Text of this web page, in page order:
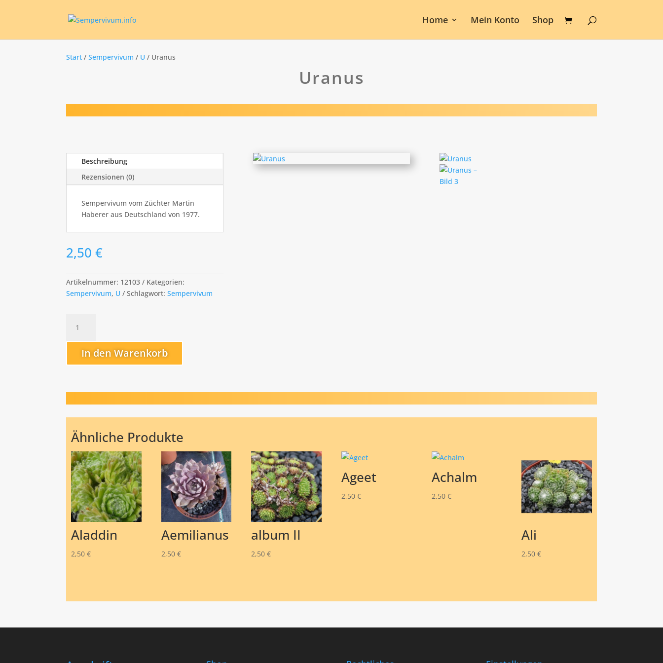
Home Mein Konto Shop
Start /Sempervivum / U / Uranus
Uranus
Beschreibung
Rezensionen (0)
Sempervivum vom Züchter Martin
Haberer aus Deutschland von 1977.
2,50€
Artikelnummer: 12103
Kategorien:
Sempervivum, U Schlagwort:Sempervivum
Menge
In den Warenkorb
Ähnliche Produkte
Aladdin
2,50€
Aemilianus
2,50 €
album II
2,50€
Ageet
2,50 €
Achalm
2,50 €
Ali
2,50€